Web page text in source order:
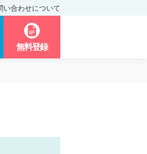
い合わせについて
無料登録